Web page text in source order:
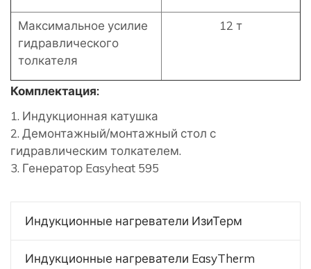
Максимальное усилие
гидравлического
толкателя
12 т
Комплектация:
1. Индукционная катушка
2. Демонтажный/монтажный стол с
гидравлическим толкателем.
3. Генератор Easyheat 595
Индукционные нагреватели ИзиТерм
Индукционные нагреватели EasyTherm